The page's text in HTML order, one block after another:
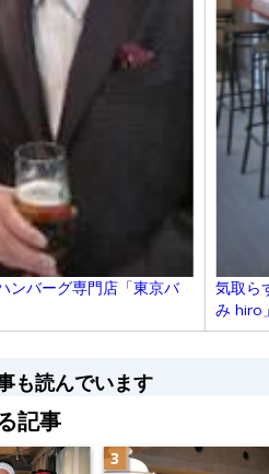
ンバーグ専門店「東京バ
気取ら
み hiro
も読んでいます
記事